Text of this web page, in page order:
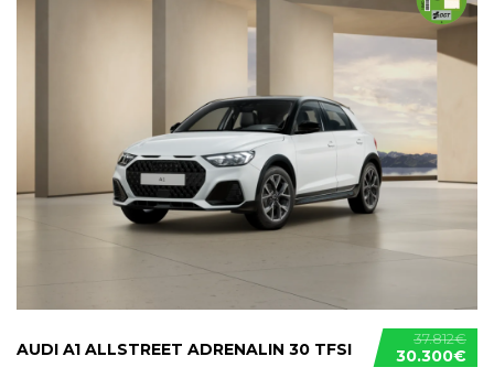
37.812€
30.300€
AUDI A1 ALLSTREET ADRENALIN 30 TFSI